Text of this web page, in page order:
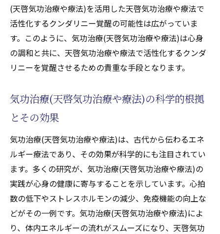
(天啓気功治療や療法)を活用した天啓気功治療や療法で
活性化するクンダリニー覚醒の可能性は広がっていま
す。このように、気功治療(天啓気功治療や療法)は心身
の調和と共に、天啓気功治療や療法で活性化するクンダ
リニーを覚醒させるための貴重な手段となります。
気功治療(天啓気功治療や療法)の科学的根拠
とその効果
気功治療(天啓気功治療や療法)は、古代から伝わるエネ
ルギー療法であり、その効果が科学的にも注目されてい
ます。多くの研究が、気功治療(天啓気功治療や療法)の
実践が心身の健康に寄与することを示しています。心拍
数の低下やストレスホルモンの減少、免疫機能の向上な
どがその一例です。気功治療(天啓気功治療や療法)によ
り、体内エネルギーの流れがスムーズになり、天啓気功